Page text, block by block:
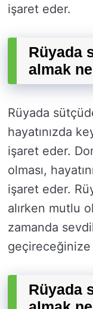
işaret eder.
Rüyada
almak
Rüyada
hayatınızda
işaret eder.
olması,
işaret eder.
alırken mutlu
zamanda
Rüyada